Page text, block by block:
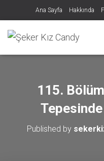
Ana Sayfa Hakkında
115.
Published by